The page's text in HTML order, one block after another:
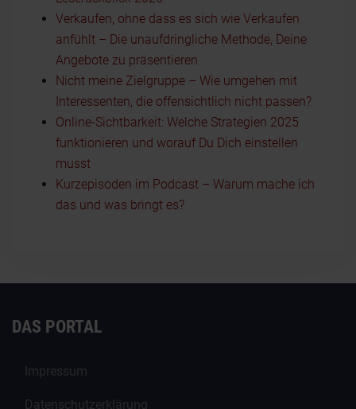
Verkaufen, ohne dass es sich wie Verkaufen
anfühlt – Die unaufdringliche Methode, Deine
Angebote zu präsentieren
Nicht meine Zielgruppe – Wie umgehen mit
Interessenten, die offensichtlich nicht passen?
Online-Sichtbarkeit: Welche Strategien 2025
funktionieren und worauf Du Dich einstellen
musst
Kurzepisoden im Podcast – Warum mache ich
das und was bringt es?
DAS PORTAL
Impressum
Datenschutzerklärung